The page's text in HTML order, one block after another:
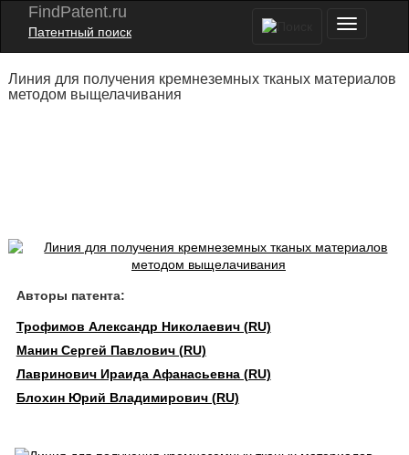
FindPatent.ru
Патентный поиск
Линия для получения кремнеземных тканых материалов
методом выщелачивания
Авторы патента:
Трофимов Александр Николаевич (RU)
Манин Сергей Павлович (RU)
Лавринович Ираида Афанасьевна (RU)
Блохин Юрий Владимирович (RU)